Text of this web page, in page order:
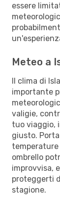
essere
Meteo a
Il clima di
importante
valigie,
tuo viaggio,
giusto.
temperature
ombrello
improvvisa,
proteggerti
stagione.